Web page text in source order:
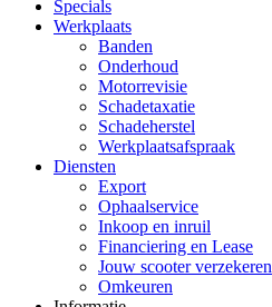
Specials
Werkplaats
Banden
Onderhoud
Motorrevisie
Schadetaxatie
Schadeherstel
Werkplaatsafspraak
Diensten
Export
Ophaalservice
Inkoop en inruil
Financiering en Lease
Jouw scooter verzekeren
Omkeuren